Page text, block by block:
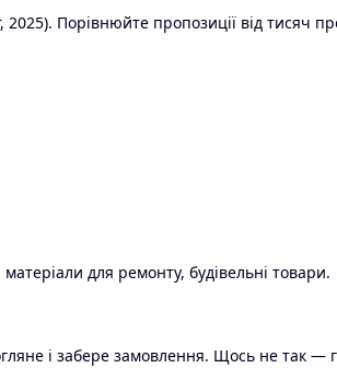
Порівнюйте пропозиції від тисяч
для ремонту, будівельні товари.
і забере замовлення. Щось не так —